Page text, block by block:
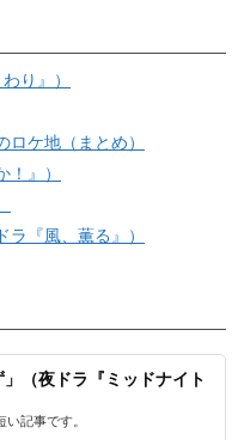
り』）
ケ地（まとめ）
』）
ラ『風、薫る』）
」（夜ドラ『ミッドナイト
い記事です。